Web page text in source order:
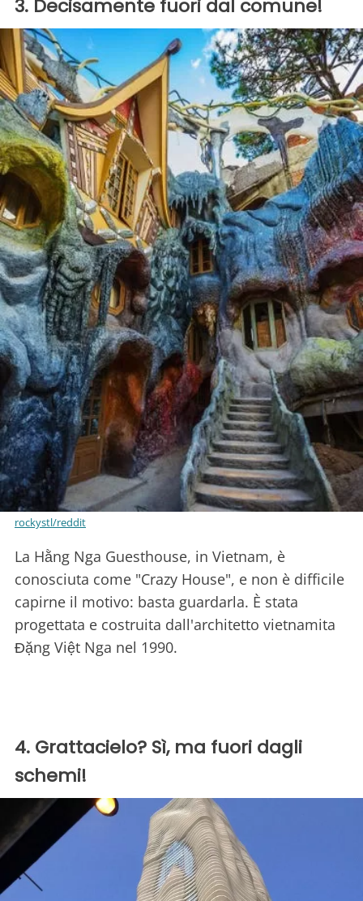
3. Decisamente fuori dal comune!
rockystl/reddit
La Hằng Nga Guesthouse, in Vietnam, è
conosciuta come "Crazy House", e non è difficile
capirne il motivo: basta guardarla. È stata
progettata e costruita dall'architetto vietnamita
Đặng Việt Nga nel 1990.
4. Grattacielo? Sì, ma fuori dagli
schemi!